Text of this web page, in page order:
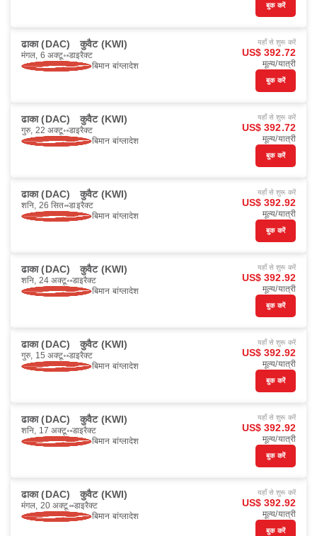
बुक करें
ढाका (DAC) कुवैट (KWI)
मंगल, 6 अक्टू॰ डाइरैक्ट
बिमान बांग्लादेश
यहाँ से शुरू करें
US$ 392.72
मूल्य/यात्री
बुक करें
ढाका (DAC) कुवैट (KWI)
गुरु, 22 अक्टू॰ डाइरैक्ट
बिमान बांग्लादेश
यहाँ से शुरू करें
US$ 392.72
मूल्य/यात्री
बुक करें
ढाका (DAC) कुवैट (KWI)
शनि, 26 सित॰ डाइरैक्ट
बिमान बांग्लादेश
यहाँ से शुरू करें
US$ 392.92
मूल्य/यात्री
बुक करें
ढाका (DAC) कुवैट (KWI)
शनि, 24 अक्टू॰ डाइरैक्ट
बिमान बांग्लादेश
यहाँ से शुरू करें
US$ 392.92
मूल्य/यात्री
बुक करें
ढाका (DAC) कुवैट (KWI)
गुरु, 15 अक्टू॰ डाइरैक्ट
बिमान बांग्लादेश
यहाँ से शुरू करें
US$ 392.92
मूल्य/यात्री
बुक करें
ढाका (DAC) कुवैट (KWI)
शनि, 17 अक्टू॰ डाइरैक्ट
बिमान बांग्लादेश
यहाँ से शुरू करें
US$ 392.92
मूल्य/यात्री
बुक करें
ढाका (DAC) कुवैट (KWI)
मंगल, 20 अक्टू॰ डाइरैक्ट
बिमान बांग्लादेश
यहाँ से शुरू करें
US$ 392.92
मूल्य/यात्री
बुक करें